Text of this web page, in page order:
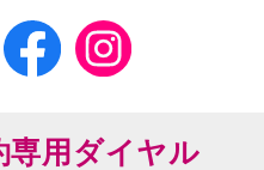
専用ダイヤル